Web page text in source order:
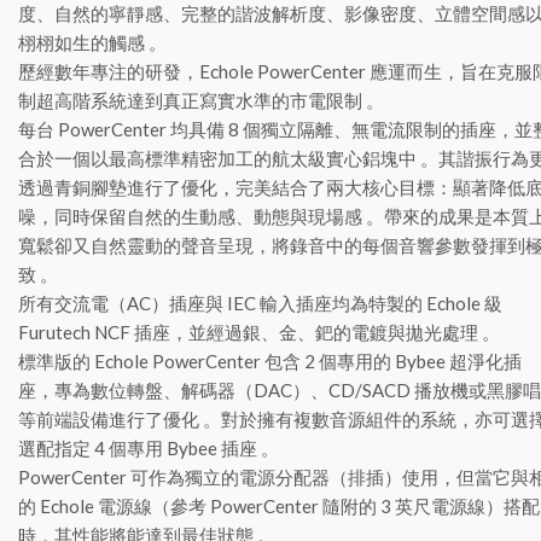
度、自然的寧靜感、完整的諧波解析度、影像密度、立體空間感
栩栩如生的觸感 。
歷經數年專注的研發，Echole PowerCenter 應運而生，旨在克服
制超高階系統達到真正寫實水準的市電限制 。
每台 PowerCenter 均具備 8 個獨立隔離、無電流限制的插座，並
合於一個以最高標準精密加工的航太級實心鋁塊中 。其諧振行為
透過青銅腳墊進行了優化，完美結合了兩大核心目標：顯著降低
噪，同時保留自然的生動感、動態與現場感 。帶來的成果是本質
寬鬆卻又自然靈動的聲音呈現，將錄音中的每個音響參數發揮到極
致 。
所有交流電（AC）插座與 IEC 輸入插座均為特製的 Echole 級
Furutech NCF 插座，並經過銀、金、鈀的電鍍與拋光處理 。
標準版的 Echole PowerCenter 包含 2 個專用的 Bybee 超淨化插
座，專為數位轉盤、解碼器（DAC）、CD/SACD 播放機或黑膠
等前端設備進行了優化 。對於擁有複數音源組件的系統，亦可選
選配指定 4 個專用 Bybee 插座 。
PowerCenter 可作為獨立的電源分配器（排插）使用，但當它與
的 Echole 電源線（參考 PowerCenter 隨附的 3 英尺電源線）搭配
時，其性能將能達到最佳狀態 。